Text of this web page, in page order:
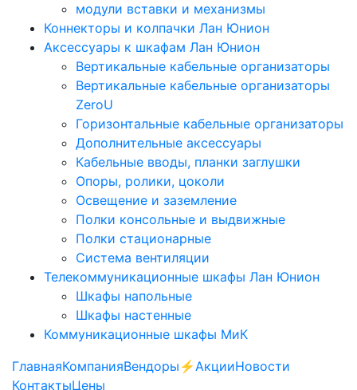
модули вставки и механизмы
Коннекторы и колпачки Лан Юнион
Аксессуары к шкафам Лан Юнион
Вертикальные кабельные организаторы
Вертикальные кабельные организаторы
ZeroU
Горизонтальные кабельные организаторы
Дополнительные аксессуары
Кабельные вводы, планки заглушки
Опоры, ролики, цоколи
Освещение и заземление
Полки консольные и выдвижные
Полки стационарные
Система вентиляции
Телекоммуникационные шкафы Лан Юнион
Шкафы напольные
Шкафы настенные
Коммуникационные шкафы МиК
ГлавнаяКомпанияВендоры ⚡️АкцииНовости
КонтактыЦены